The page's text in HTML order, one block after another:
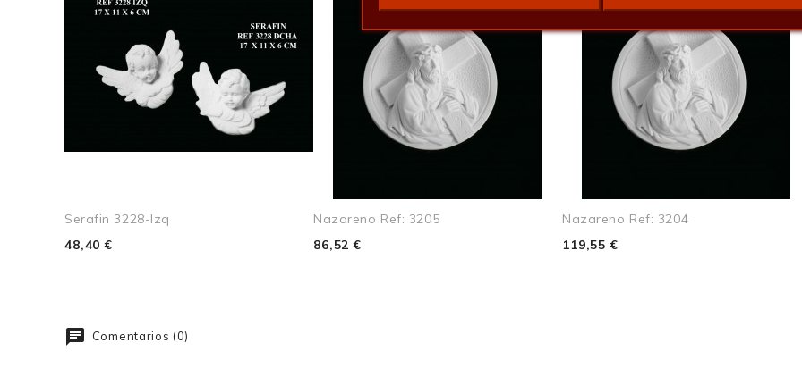
Profundo 7
Peso 0.7
Serafin 3228-Izq
48,40 €
Nazareno Ref: 3205
86,52 €
Nazareno Ref: 3204
119,55 €
Comentarios (0)